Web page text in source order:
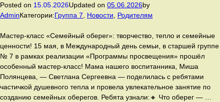
Posted on 15.05.2026Updated on 05.06.2026by
AdminКатегории:Группа 7 Новости Родителям
Мастер‑класс «Семейный оберег»: творчество, тепло и семейные
ценности! 15 мая, в Международный день семьи, в старшей группе
№ 7 в рамках реализации «Программы просвещения» прошёл
особенный мастер‑класс! Мама нашего воспитанника, Миша
Полянцева, — Светлана Сергеевна — поделилась с ребятами
частичкой душевного тепла и провела увлекательное занятие по
созданию семейных оберегов. Ребята узнали:🔸 Что оберег — …